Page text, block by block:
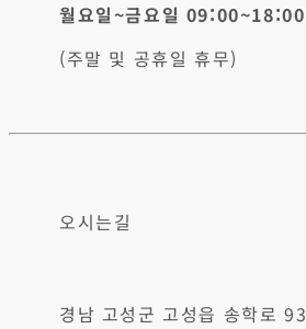
월요일~금요일 09:00~18:00
(주말 및 공휴일 휴무)
오시는길
경남 고성군 고성읍 송학로 93